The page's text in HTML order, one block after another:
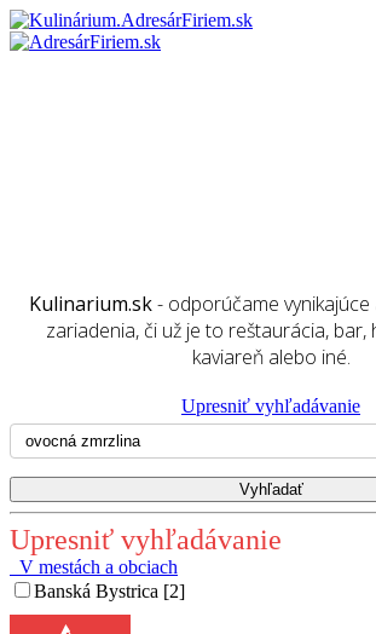
Kulinarium.sk- odporúčame vynikajúce
zariadenia, či už je to reštaurácia, bar,
kaviareň alebo iné.
Upresniť vyhľadávanie
Upresniť vyhľadávanie
V mestách a obciach
Banská Bystrica [2]